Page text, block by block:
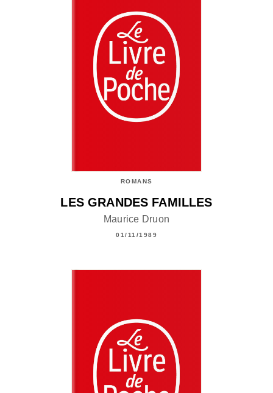
ROMANS
LES GRANDES FAMILLES
Maurice Druon
01/11/1989